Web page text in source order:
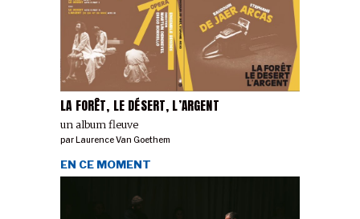
LA FORÊT, LE DÉSERT, L’ARGENT
un album fleuve
parLaurence Van Goethem
EN CE MOMENT